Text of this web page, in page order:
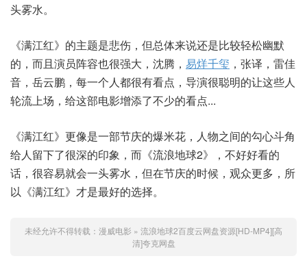
头雾水。
《满江红》的主题是悲伤，但总体来说还是比较轻松幽默
的，而且演员阵容也很强大，沈腾， 易烊千玺 ，张译，雷佳
音，岳云鹏，每一个人都很有看点，导演很聪明的让这些人
轮流上场，给这部电影增添了不少的看点...
《满江红》更像是一部节庆的爆米花，人物之间的勾心斗角
给人留下了很深的印象，而《流浪地球2》，不好好看的
话，很容易就会一头雾水，但在节庆的时候，观众更多，所
以《满江红》才是最好的选择。
未经允许不得转载： 漫威电影 » 流浪地球2百度云网盘资源[HD-MP4][高
清]夸克网盘